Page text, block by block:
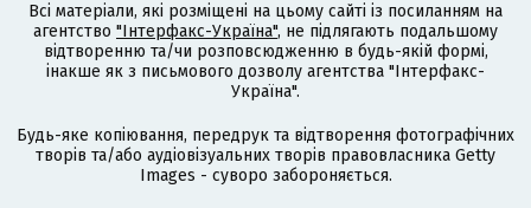
Всі матеріали, які розміщені на цьому сайті із посиланням на
агентство "Інтерфакс-Україна", не підлягають подальшому
відтворенню та/чи розповсюдженню в будь-якій формі,
інакше як з письмового дозволу агентства "Інтерфакс-
Україна".
Будь-яке копіювання, передрук та відтворення фотографічних
творів та/або аудіовізуальних творів правовласника Getty
Images - суворо забороняється.